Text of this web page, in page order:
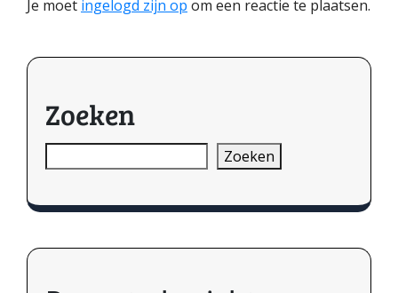
Je moet ingelogd zijn op om een reactie te plaatsen.
Zoeken
Zoeken